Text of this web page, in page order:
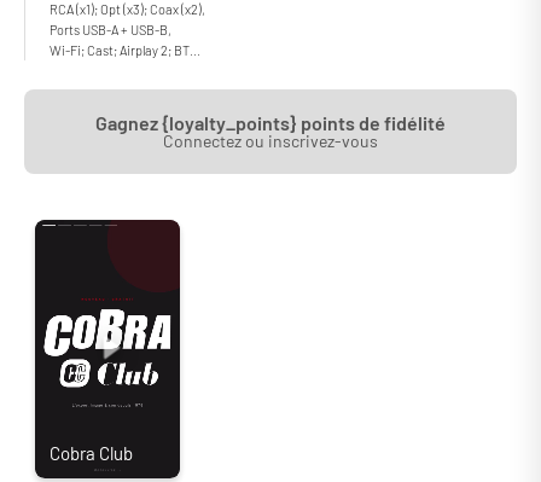
RCA (x1); Opt (x3); Coax (x2),
Ports USB-A + USB-B,
Wi-Fi; Cast; Airplay 2; BT...
Gagnez {loyalty_points} points de fidélité
Connectez ou inscrivez-vous